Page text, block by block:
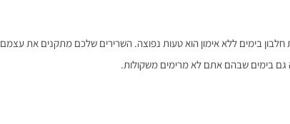
בימים ללא אימון הוא טעות נפוצה. השרירים שלכם מתקנים את עצמם
גם בימים שבהם אתם לא מרימים משקולות.